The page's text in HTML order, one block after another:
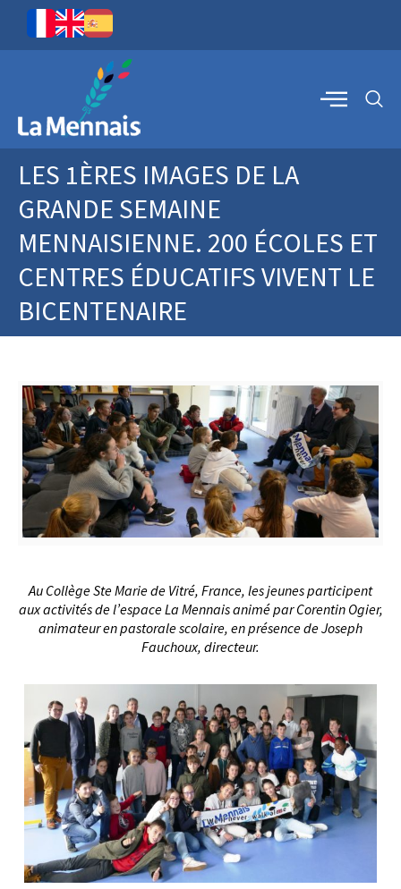
LES 1ÈRES IMAGES DE LA
GRANDE SEMAINE
MENNAISIENNE. 200 ÉCOLES ET
CENTRES ÉDUCATIFS VIVENT LE
BICENTENAIRE
Au Collège Ste Marie de Vitré, France, les jeunes participent
aux activités de l’espace La Mennais animé par Corentin Ogier,
animateur en pastorale scolaire, en présence de Joseph
Fauchoux, directeur.